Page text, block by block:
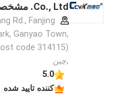
Co., Ltd. مشخصات سازنده
Rd., Fanjing
Ganyao Town,
code 314115)
,چین
5.0
کننده تایید شده